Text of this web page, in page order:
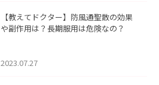
【教えてドクター】防風通聖散の効果
や副作用は？長期服用は危険なの？
2023.07.27